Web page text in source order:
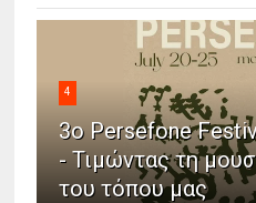
4
3ο Persefone
- Τιμώντας τη
του τόπου μας